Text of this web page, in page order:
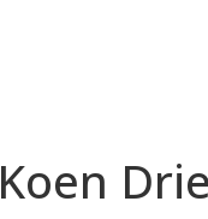
Koen